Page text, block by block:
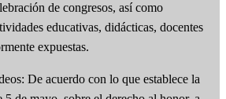
de congresos, así como
educativas, didácticas, docentes
expuestas.
De acuerdo con lo que establece la